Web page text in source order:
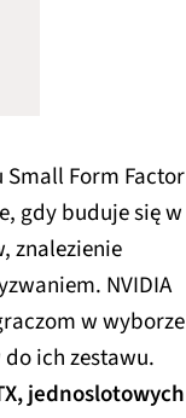
Form Factor
gdy buduje się w
znalezienie
NVIDIA
w wyborze
ich zestawu.
jednoslotowych